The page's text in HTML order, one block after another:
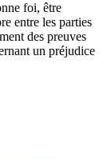
foi, être
entre les parties
des preuves
un préjudice